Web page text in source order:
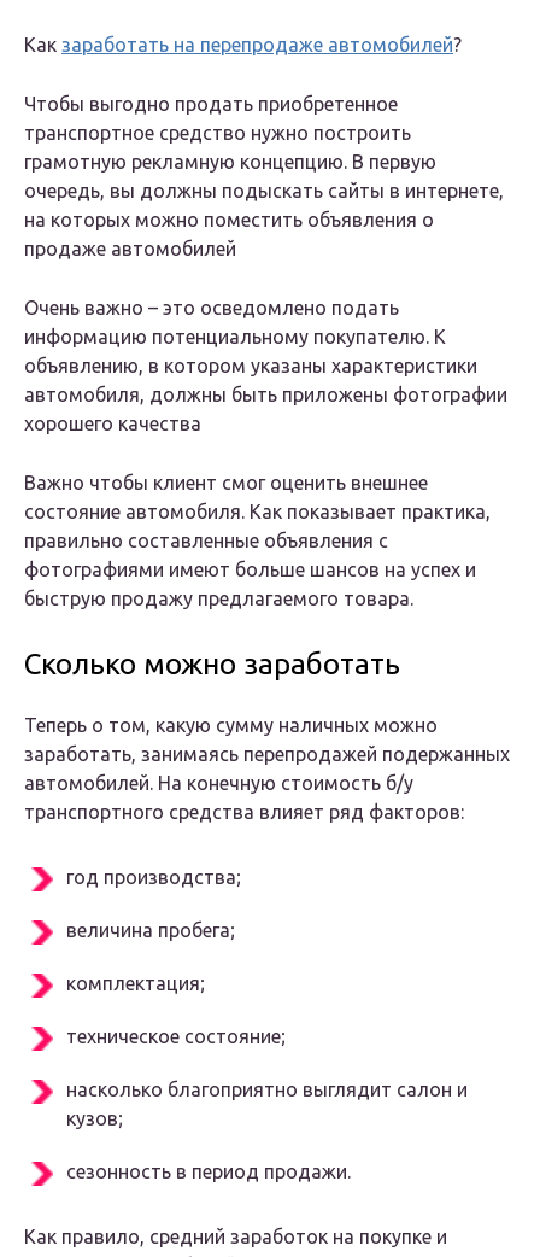
Как заработать на перепродаже автомобилей?
Чтобы выгодно продать приобретенное
транспортное средство нужно построить
грамотную рекламную концепцию. В первую
очередь, вы должны подыскать сайты в интернете,
на которых можно поместить объявления о
продаже автомобилей
Очень важно – это осведомлено подать
информацию потенциальному покупателю. К
объявлению, в котором указаны характеристики
автомобиля, должны быть приложены фотографии
хорошего качества
Важно чтобы клиент смог оценить внешнее
состояние автомобиля. Как показывает практика,
правильно составленные объявления с
фотографиями имеют больше шансов на успех и
быструю продажу предлагаемого товара.
Сколько можно заработать
Теперь о том, какую сумму наличных можно
заработать, занимаясь перепродажей подержанных
автомобилей. На конечную стоимость б/у
транспортного средства влияет ряд факторов:
год производства;
величина пробега;
комплектация;
техническое состояние;
насколько благоприятно выглядит салон и
кузов;
сезонность в период продажи.
Как правило, средний заработок на покупке и